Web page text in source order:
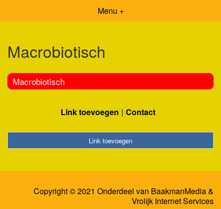
Menu +
Macrobiotisch
Macrobiotisch
Link toevoegen Contact
Link toevoegen
Copyright © 2021 Onderdeel van BaakmanMedia&
Vrolijk Internet Services